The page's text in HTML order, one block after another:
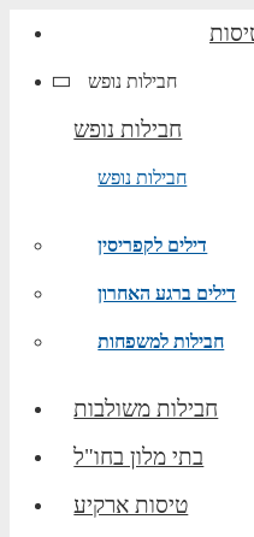
חבילות נופש
חבילות נופש
חבילות נופש
דילים לקפריסין
דילים ברגע האחרון
חבילות למשפחות
חבילות משולבות
בתי מלון בחו"ל
טיסות ארקיע